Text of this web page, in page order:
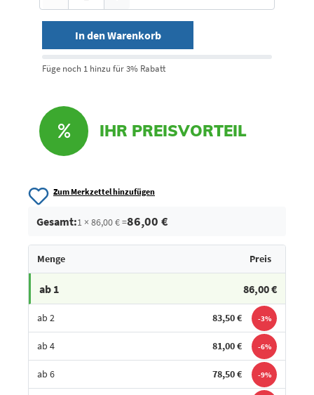
In den Warenkorb
Füge noch 1 hinzu für 3% Rabatt
IHR PREISVORTEIL
Zum Merkzettel hinzufügen
Gesamt:1 × 86,00 € =86,00 €
Menge Preis
ab 1 86,00 €
ab 2 83,50 € -3%
ab 4 81,00 € -6%
ab 6 78,50 € -9%